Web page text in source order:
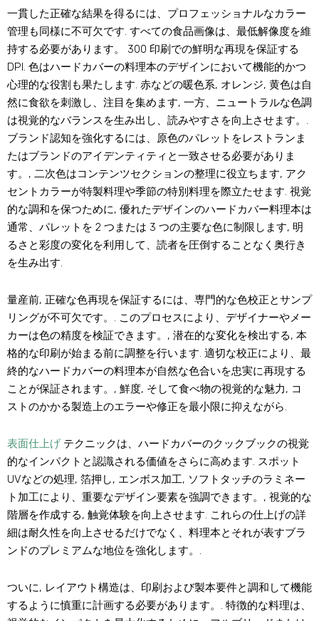
一貫した正確な結果を得るには、プロフェッショナルなカラー
管理も同様に不可欠です. すべての食品画像は、最低解像度を維
持する必要があります。 300 印刷での鮮明な再現を保証する
DPI. 色はハードカバーの料理本のデザインにおいて機能的かつ
心理的な役割も果たします. 赤などの暖色系, オレンジ, 黄色は自
然に食欲を刺激し、注目を集めます, 一方、ニュートラルな色調
は視覚的なバランスを生み出し、読みやすさを向上させます。.
ブランド認知を強化するには、原色のパレットをレストランま
たはブランドのアイデンティティと一致させる必要がありま
す。, 二次色はコンテンツセクションの整理に役立ちます, アク
セントカラーが特製料理や季節の特別料理を際立たせます. 視覚
的な調和を保つために, 優れたデザインのハードカバー料理本は
通常、パレットを 2 つまたは 3 つの主要な色に制限します, 明
るさと彩度の変化を利用して、読者を圧倒することなく奥行き
を生み出す.
量産前, 正確な色再現を保証するには、専門的な色校正とサンプ
リングが不可欠です。. このプロセスにより、デザイナーやメー
カーは色の精度を検証できます。, 潜在的な変化を検出する, 本
格的な印刷が始まる前に調整を行います. 適切な校正により、最
終的なハードカバーの料理本が自然な色合いを忠実に再現する
ことが保証されます。, 鮮度, そして食べ物の視覚的な魅力, コ
ストのかかる製造上のエラーや修正を最小限に抑えながら.
表面仕上げ テクニックは、ハードカバーのクックブックの視覚
的なインパクトと認識される価値をさらに高めます. スポット
UVなどの処理, 箔押し, エンボス加工, ソフトタッチのラミネー
ト加工により、重要なデザイン要素を強調できます。, 視覚的な
階層を作成する, 触覚体験を向上させます. これらの仕上げの詳
細は耐久性を向上させるだけでなく、料理本とそれが表すブラ
ンドのプレミアムな地位を強化します。.
ついに, レイアウト構造は、印刷および製本要件と調和して機能
するように慎重に計画する必要があります。. 特徴的な料理は、